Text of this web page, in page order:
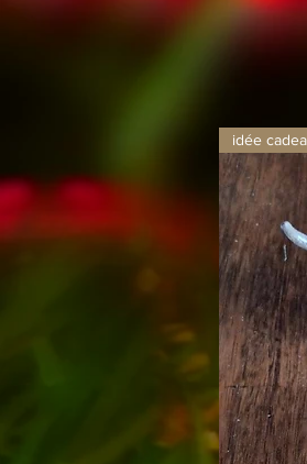
idée